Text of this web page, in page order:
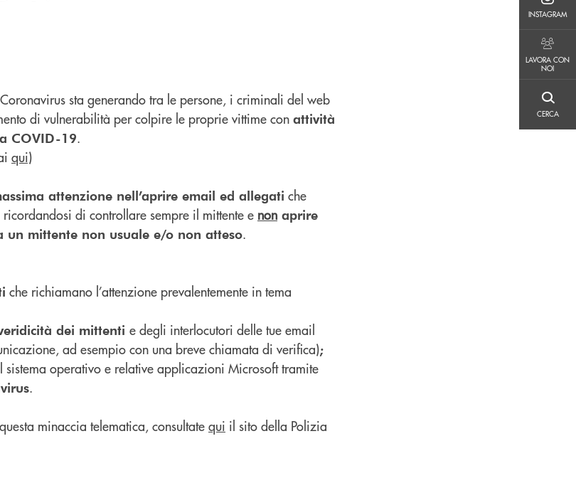
INSTAGRAM
LAVORA CON
NOI
CERCA
sta generando tra le persone, i criminali del web
di vulnerabilità per colpire le proprie vittime con attività
COVID-19.
qui)
attenzione nell’aprire email ed allegati che
di controllare sempre il mittente e non aprire
un mittente non usuale e/o non atteso.
che richiamano l’attenzione prevalentemente in tema
dei mittenti e degli interlocutori delle tue email
ad esempio con una breve chiamata di verifica);
sistema operativo e relative applicazioni Microsoft tramite
.
minaccia telematica, consultate qui il sito della Polizia